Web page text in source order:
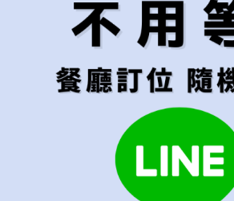
可接受的預訂範圍 建議"當週"以上較易成功訂位
[+NT$330]
無限制，有訂到就吃